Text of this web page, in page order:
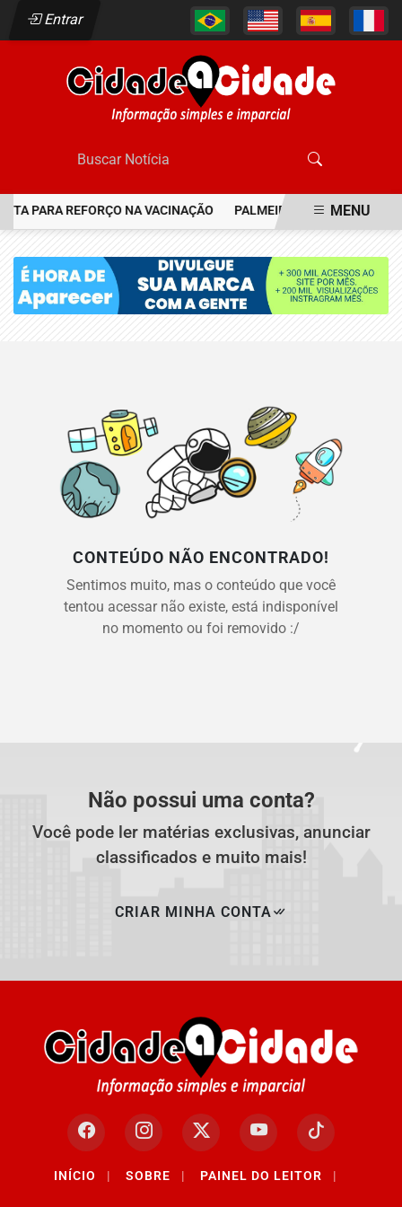
Entrar
PARA REFORÇO NA VACINAÇÃO PALMEIRAS RESGATA JOIA
MENU
CONTEÚDO NÃO ENCONTRADO!
Sentimos muito, mas o conteúdo que você
tentou acessar não existe, está indisponível
no momento ou foi removido :/
Não possui uma conta?
Você pode ler matérias exclusivas, anunciar
classificados e muito mais!
CRIAR MINHA CONTA
INÍCIO | SOBRE | PAINEL DO LEITOR |